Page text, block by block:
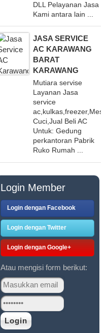
DLL Pelayanan Jasa
Kami antara lain ...
JASA SERVICE
AC KARAWANG
BARAT
KARAWANG
Mutiara servise
Layanan Jasa
service
Cuci,Jual Beli AC
Untuk: Gedung
perkantoran Pabrik
Ruko Rumah ...
Login Member
Login dengan Facebook
Login dengan Twitter
Login dengan Google+
Atau mengisi form berikut: